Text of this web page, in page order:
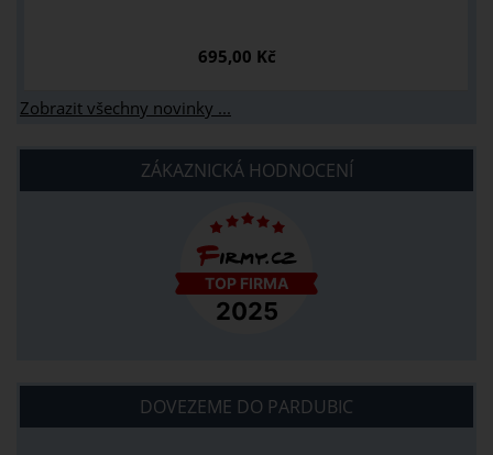
695,00 Kč
Zobrazit všechny novinky ...
ZÁKAZNICKÁ HODNOCENÍ
DOVEZEME DO PARDUBIC